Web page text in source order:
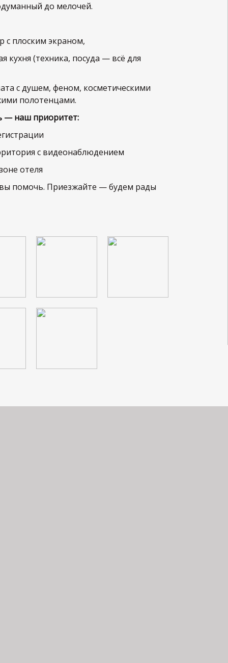
до мелочей.
с плоским экраном,
кухня (техника, посуда — всё для
с душем, феном, косметическими
полотенцами.
— наш приоритет:
с видеонаблюдением
отеля
помочь. Приезжайте — будем рады